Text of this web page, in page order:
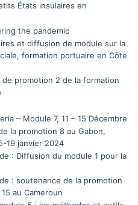
États insulaires en
the pandemic
et diffusion de module sur la
formation portuaire en Côte
promotion 2 de la formation
– Module 7, 11 – 15 Décembre
la promotion 8 au Gabon,
19 janvier 2024
: Diffusion du module 1 pour la
: soutenance de la promotion
au Cameroun